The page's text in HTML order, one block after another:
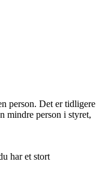
person. Det er tidligere
mindre person i styret,
har et stort